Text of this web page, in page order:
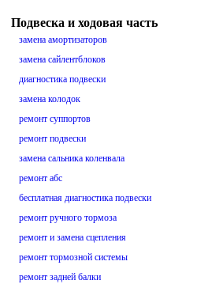
Подвеска и ходовая часть
замена амортизаторов
замена сайлентблоков
диагностика подвески
замена колодок
ремонт суппортов
ремонт подвески
замена сальника коленвала
ремонт абс
бесплатная диагностика подвески
ремонт ручного тормоза
ремонт и замена сцепления
ремонт тормозной системы
ремонт задней балки